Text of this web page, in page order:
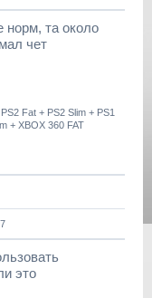
норм, та около
чет
Fat + PS2 Slim + PS1
+ XBOX 360 FAT
это